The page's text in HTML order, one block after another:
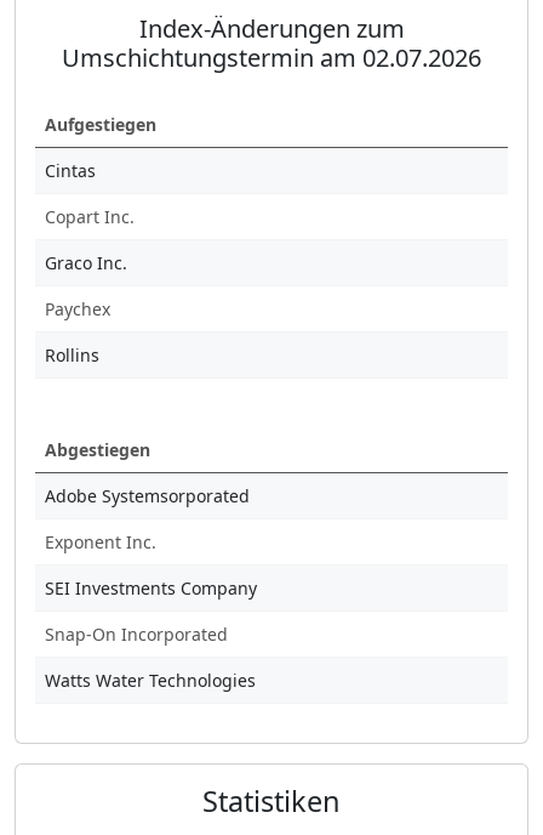
Index-Änderungen zum
Umschichtungstermin am 02.07.2026
Aufgestiegen
Cintas
Copart Inc.
Graco Inc.
Paychex
Rollins
Abgestiegen
Adobe Systemsorporated
Exponent Inc.
SEI Investments Company
Snap-On Incorporated
Watts Water Technologies
Statistiken